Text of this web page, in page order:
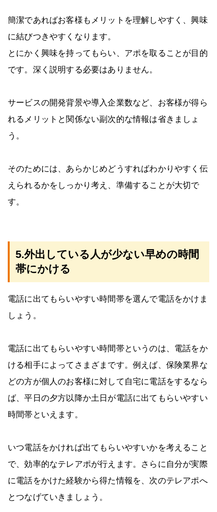
簡潔であればお客様もメリットを理解しやすく、興味
に結びつきやすくなります。
とにかく興味を持ってもらい、アポを取ることが目的
です。深く説明する必要はありません。
サービスの開発背景や導入企業数など、お客様が得ら
れるメリットと関係ない副次的な情報は省きましょ
う。
そのためには、あらかじめどうすればわかりやすく伝
えられるかをしっかり考え、準備することが大切で
す。
5.外出している人が少ない早めの時間
帯にかける
電話に出てもらいやすい時間帯を選んで電話をかけま
しょう。
電話に出てもらいやすい時間帯というのは、電話をか
ける相手によってさまざまです。例えば、保険業界な
どの方が個人のお客様に対して自宅に電話をするなら
ば、平日の夕方以降か土日が電話に出てもらいやすい
時間帯といえます。
いつ電話をかければ出てもらいやすいかを考えること
で、効率的なテレアポが行えます。さらに自分が実際
に電話をかけた経験から得た情報を、次のテレアポへ
とつなげていきましょう。